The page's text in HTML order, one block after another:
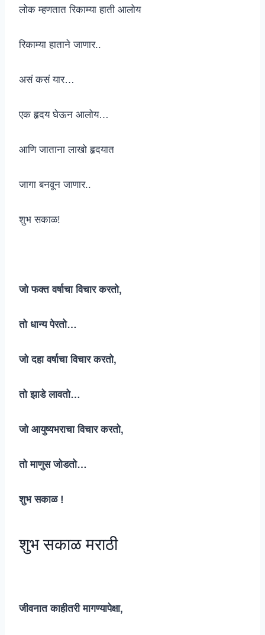
लोक म्हणतात रिकाम्या हाती आलोय
रिकाम्या हाताने जाणार..
असं कसं यार…
एक हृदय घेऊन आलोय…
आणि जाताना लाखो हृदयात
जागा बनवून जाणार..
शुभ सकाळ!
जो फक्त वर्षाचा विचार करतो,
तो धान्य पेरतो…
जो दहा वर्षाचा विचार करतो,
तो झाडे लावतो…
जो आयुष्यभराचा विचार करतो,
तो माणुस जोडतो…
शुभ सकाळ !
शुभ सकाळ मराठी
जीवनात काहीतरी मागण्यापेक्षा,